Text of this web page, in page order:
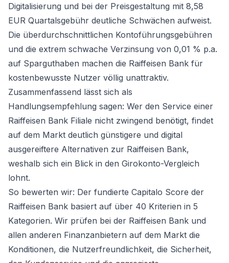
Digitalisierung und bei der Preisgestaltung mit 8,58
EUR Quartalsgebühr deutliche Schwächen aufweist.
Die überdurchschnittlichen Kontoführungsgebühren
und die extrem schwache Verzinsung von 0,01 % p.a.
auf Sparguthaben machen die Raiffeisen Bank für
kostenbewusste Nutzer völlig unattraktiv.
Zusammenfassend lässt sich als
Handlungsempfehlung sagen: Wer den Service einer
Raiffeisen Bank Filiale nicht zwingend benötigt, findet
auf dem Markt deutlich günstigere und digital
ausgereiftere Alternativen zur Raiffeisen Bank,
weshalb sich ein Blick in den Girokonto-Vergleich
lohnt.
So bewerten wir: Der fundierte Capitalo Score der
Raiffeisen Bank basiert auf über 40 Kriterien in 5
Kategorien. Wir prüfen bei der Raiffeisen Bank und
allen anderen Finanzanbietern auf dem Markt die
Konditionen, die Nutzerfreundlichkeit, die Sicherheit,